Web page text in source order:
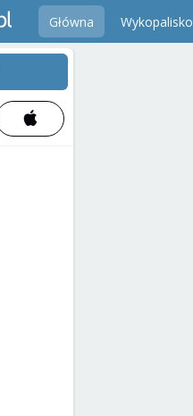
Główna Wykopalisko